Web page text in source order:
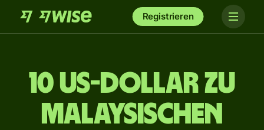
Registrieren
10 US-Dollar zu
malaysischen